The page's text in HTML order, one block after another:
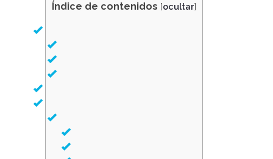
Índice de contenidos [ocultar]